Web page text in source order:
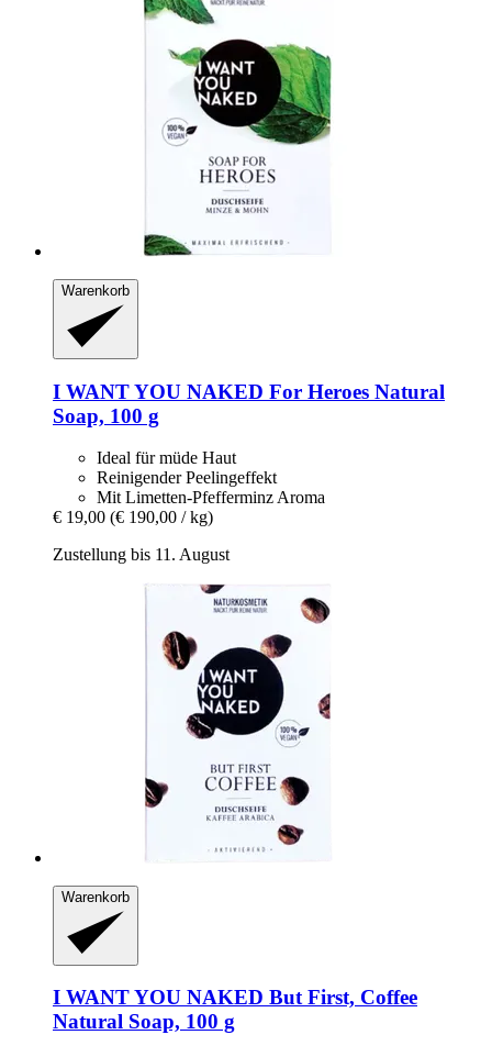
Warenkorb
I WANT YOU NAKED For Heroes Natural
Soap, 100 g
Ideal für müde Haut
Reinigender Peelingeffekt
Mit Limetten-Pfefferminz Aroma
€ 19,00 (€ 190,00 / kg)
Zustellung bis 11. August
Warenkorb
I WANT YOU NAKED But First, Coffee
Natural Soap, 100 g